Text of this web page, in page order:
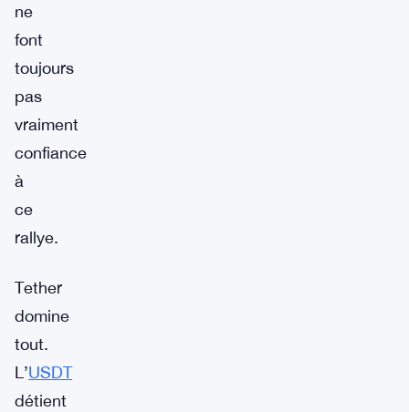
ne
font
toujours
pas
vraiment
confiance
à
ce
rallye.
Tether
domine
tout.
L’USDT
détient